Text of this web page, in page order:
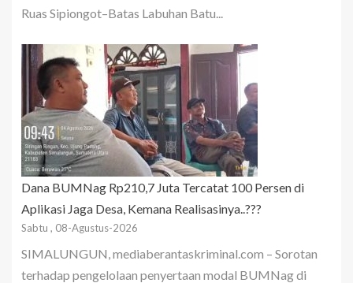
Ruas Sipiongot–Batas Labuhan Batu...
Dana BUMNag Rp210,7 Juta Tercatat 100 Persen di
Aplikasi Jaga Desa, Kemana Realisasinya..???
Sabtu , 08-Agustus-2026
SIMALUNGUN, mediaberantaskriminal.com – Sorotan
terhadap pengelolaan penyertaan modal BUMNag di